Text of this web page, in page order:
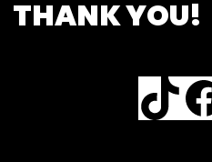
THANK YOU!
TikTok Facebook